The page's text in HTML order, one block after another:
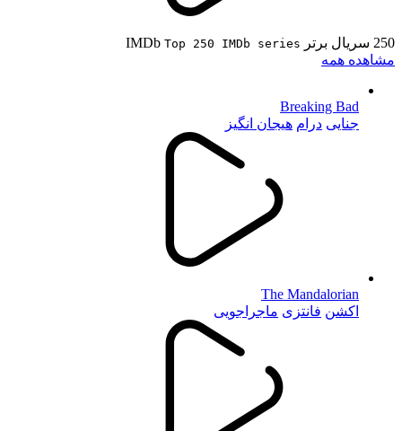
250 سریال برتر IMDb Top 250 IMDb series
مشاهده همه
Breaking Bad
جنایی درام هیجان انگیز
The Mandalorian
اکشن فانتزی ماجراجویی